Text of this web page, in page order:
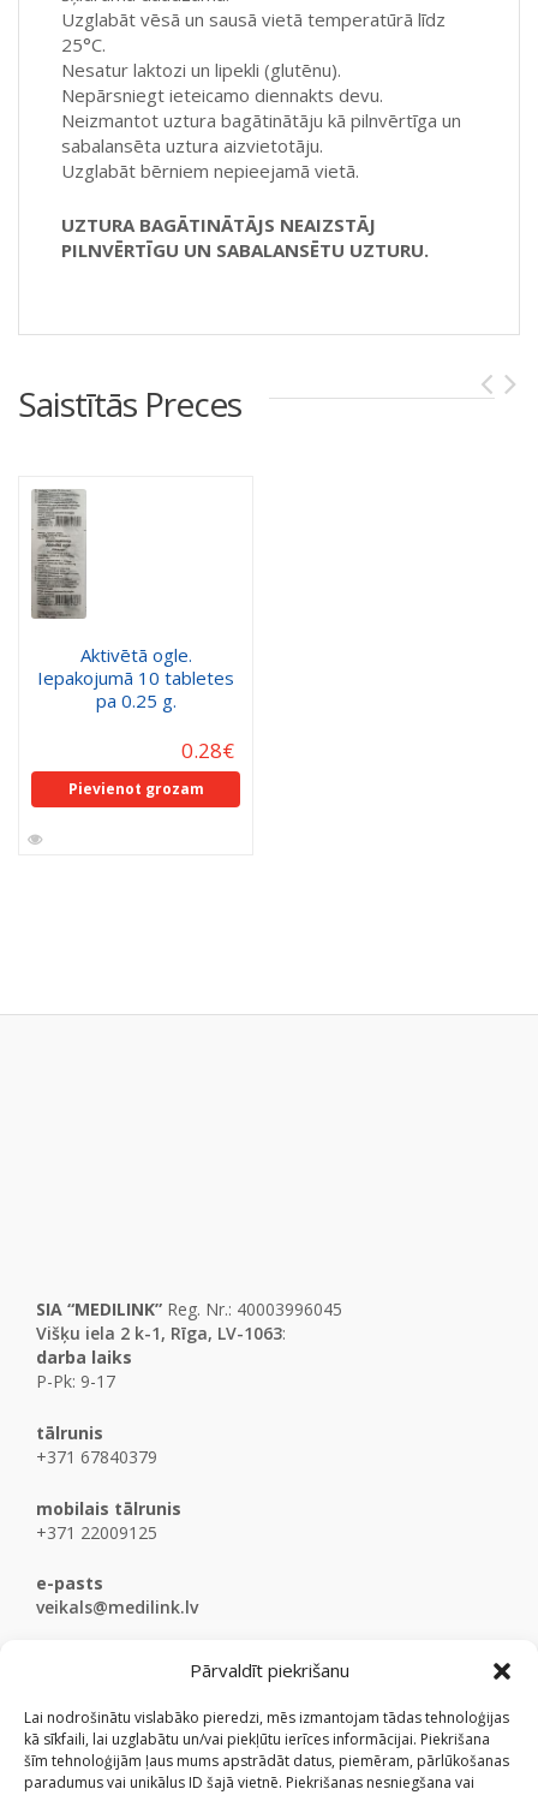
Pārvaldīt piekrišanu
Lai nodrošinātu vislabāko pieredzi, mēs izmantojam tādas tehnoloģijas
kā sīkfaili, lai uzglabātu un/vai piekļūtu ierīces informācijai. Piekrišana
šīm tehnoloģijām ļaus mums apstrādāt datus, piemēram, pārlūkošanas
paradumus vai unikālus ID šajā vietnē. Piekrišanas nesniegšana vai
Uzglabāt vēsā un sausā vietā temperatūrā līdz
25°C.
Nesatur laktozi un lipekli (glutēnu).
Nepārsniegt ieteicamo diennakts devu.
Neizmantot uztura bagātinātāju kā pilnvērtīga un
sabalansēta uztura aizvietotāju.
Uzglabāt bērniem nepieejamā vietā.
UZTURA BAGĀTINĀTĀJS NEAIZSTĀJ
PILNVĒRTĪGU UN SABALANSĒTU UZTURU.
Saistītās Preces
Aktivētā ogle.
Iepakojumā 10 tabletes
pa 0.25 g.
0.28€
Pievienot grozam
SIA “MEDILINK” Reg. Nr.: 40003996045
Višķu iela 2 k-1, Rīga, LV-1063:
darba laiks
P-Pk: 9-17
tālrunis
+371 67840379
mobilais tālrunis
+371 22009125
e-pasts
veikals@medilink.lv